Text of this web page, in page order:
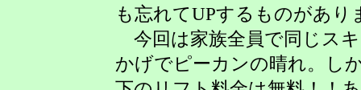
も忘れてUPするものがあり
今回は家族全員で同じス
かげでピーカンの晴れ。し